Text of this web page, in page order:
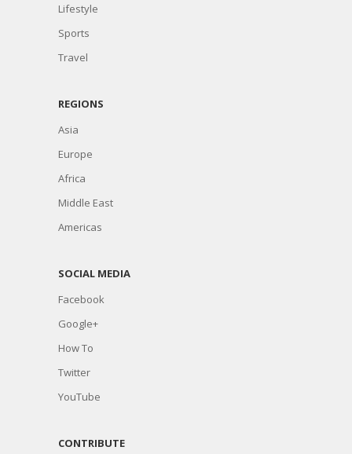
Lifestyle
Sports
Travel
REGIONS
Asia
Europe
Africa
Middle East
Americas
SOCIAL MEDIA
Facebook
Google+
How To
Twitter
YouTube
CONTRIBUTE